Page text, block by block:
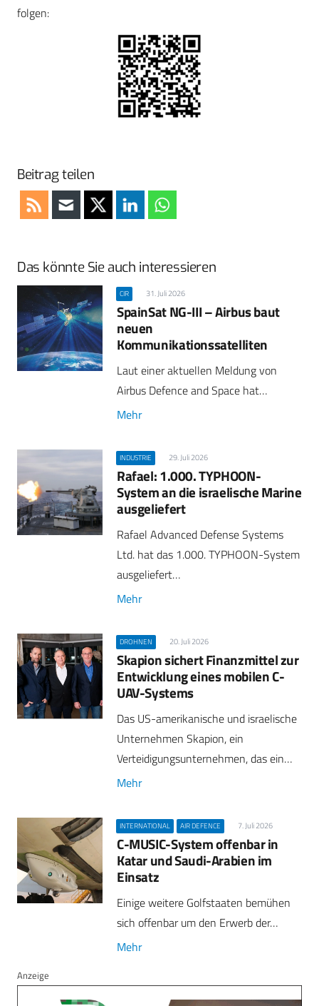
folgen:
Beitrag teilen
Das könnte Sie auch interessieren
CIR 31. Juli 2026
SpainSat NG-III – Airbus baut
neuen
Kommunikationssatelliten
Laut einer aktuellen Meldung von
Airbus Defence and Space hat…
Mehr
INDUSTRIE 29. Juli 2026
Rafael: 1.000. TYPHOON-
System an die israelische Marine
ausgeliefert
Rafael Advanced Defense Systems
Ltd. hat das 1.000. TYPHOON-System
ausgeliefert…
Mehr
DROHNEN 20. Juli 2026
Skapion sichert Finanzmittel zur
Entwicklung eines mobilen C-
UAV-Systems
Das US-amerikanische und israelische
Unternehmen Skapion, ein
Verteidigungsunternehmen, das ein…
Mehr
INTERNATIONAL AIR DEFENCE 7. Juli 2026
C-MUSIC-System offenbar in
Katar und Saudi-Arabien im
Einsatz
Einige weitere Golfstaaten bemühen
sich offenbar um den Erwerb der…
Mehr
Anzeige